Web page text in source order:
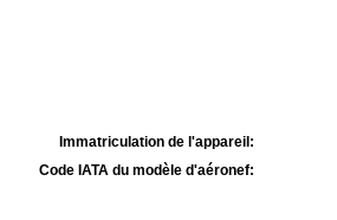
Immatriculation de l'appareil:
Code IATA du modèle d'aéronef: